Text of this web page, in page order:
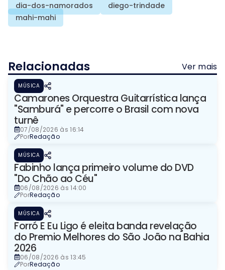
dia-dos-namorados
diego-trindade
mahi-mahi
Relacionadas Ver mais
MÚSICA
Camarones Orquestra Guitarrística lança
"Samburá" e percorre o Brasil com nova
turnê
07/08/2026 às 16:14
PorRedação
MÚSICA
Fabinho lança primeiro volume do DVD
"Do Chão ao Céu"
06/08/2026 às 14:00
PorRedação
MÚSICA
Forró E Eu Ligo é eleita banda revelação
do Premio Melhores do São João na Bahia
2026
06/08/2026 às 13:45
PorRedação